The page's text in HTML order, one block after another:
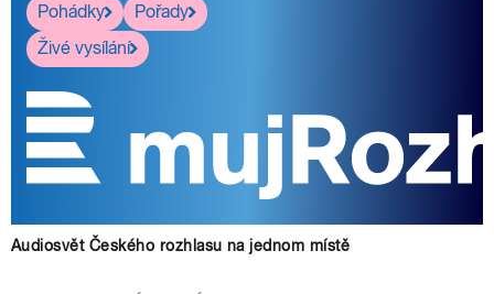
Pohádky
Pořady
Živé vysílání
Audiosvět Českého rozhlasu na jednom místě